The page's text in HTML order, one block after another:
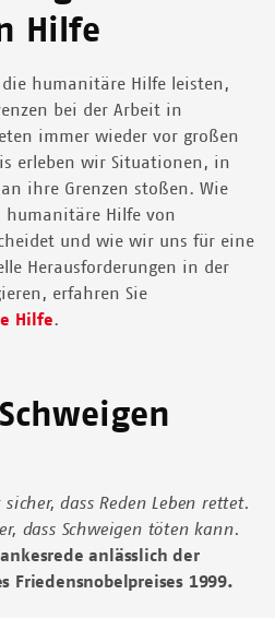
Hilfe
humanitäre Hilfe leisten,
bei der Arbeit in
immer wieder vor großen
erleben wir Situationen, in
ihre Grenzen stoßen. Wie
Hilfe von
und wie wir uns für eine
Herausforderungen in der
erfahren Sie
Hilfe.
dass Reden Leben rettet.
dass Schweigen töten kann.
anlässlich der
Friedensnobelpreises 1999.